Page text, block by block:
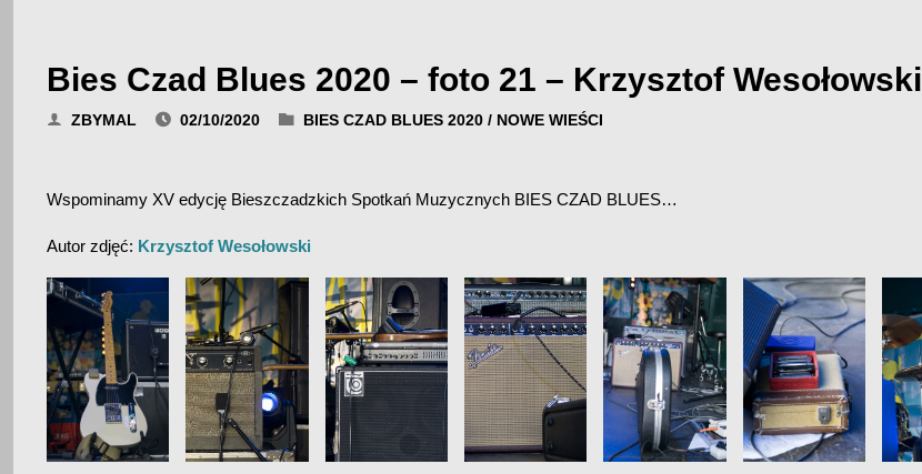
Bies Czad Blues 2020 – foto 21 – Krzysztof Wesołowski
ZBYMAL 02/10/2020 BIES CZAD BLUES 2020/ NOWE WIEŚCI
Wspominamy XV edycję Bieszczadzkich Spotkań Muzycznych BIES CZAD BLUES…
Autor zdjęć: Krzysztof Wesołowski